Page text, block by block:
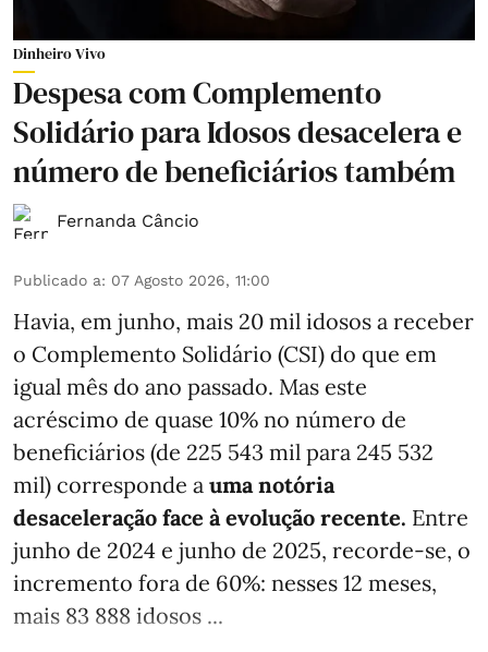
Dinheiro Vivo
Despesa com Complemento
Solidário para Idosos desacelera e
número de beneficiários também
Fernanda Câncio
Publicado a: 07 Agosto 2026, 11:00
Havia, em junho, mais 20 mil idosos a receber
o Complemento Solidário (CSI) do que em
igual mês do ano passado. Mas este
acréscimo de quase 10% no número de
beneficiários (de 225 543 mil para 245 532
mil) corresponde a uma notória
desaceleração face à evolução recente. Entre
junho de 2024 e junho de 2025, recorde-se, o
incremento fora de 60%: nesses 12 meses,
mais 83 888 idosos ...